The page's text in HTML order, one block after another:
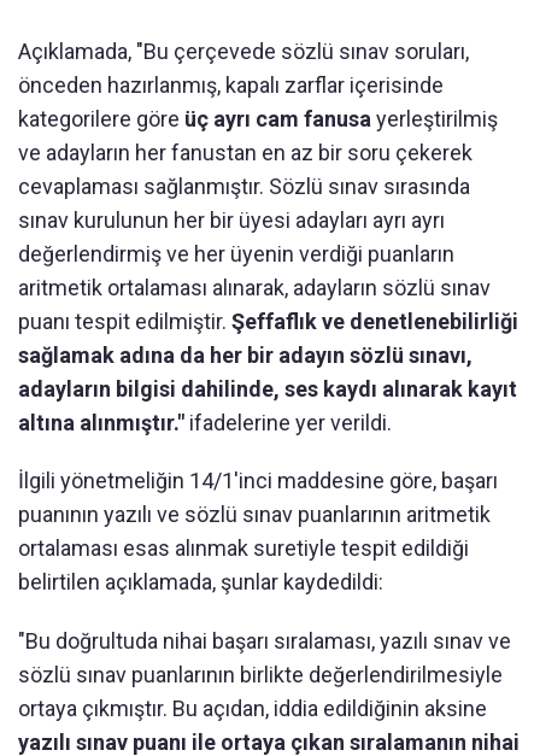
Açıklamada, "Bu çerçevede sözlü sınav soruları,
önceden hazırlanmış, kapalı zarflar içerisinde
kategorilere göre üç ayrı cam fanusa yerleştirilmiş
ve adayların her fanustan en az bir soru çekerek
cevaplaması sağlanmıştır. Sözlü sınav sırasında
sınav kurulunun her bir üyesi adayları ayrı ayrı
değerlendirmiş ve her üyenin verdiği puanların
aritmetik ortalaması alınarak, adayların sözlü sınav
puanı tespit edilmiştir. Şeffaflık ve denetlenebilirliği
sağlamak adına da her bir adayın sözlü sınavı,
adayların bilgisi dahilinde, ses kaydı alınarak kayıt
altına alınmıştır." ifadelerine yer verildi.
İlgili yönetmeliğin 14/1'inci maddesine göre, başarı
puanının yazılı ve sözlü sınav puanlarının aritmetik
ortalaması esas alınmak suretiyle tespit edildiği
belirtilen açıklamada, şunlar kaydedildi:
"Bu doğrultuda nihai başarı sıralaması, yazılı sınav ve
sözlü sınav puanlarının birlikte değerlendirilmesiyle
ortaya çıkmıştır. Bu açıdan, iddia edildiğinin aksine
yazılı sınav puanı ile ortaya çıkan sıralamanın nihai